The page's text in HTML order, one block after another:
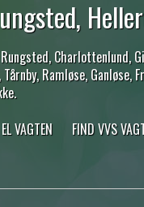
Charlottenlund,
Ramløse, Ganløse,
VAGTEN FIND VVS